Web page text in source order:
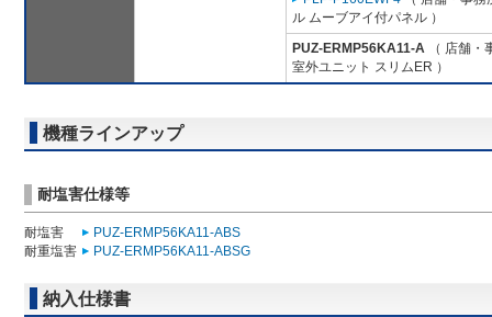
ル ムーブアイ付パネル ）
PUZ-ERMP56KA11-A （ 店舗・
室外ユニット スリムER ）
機種ラインアップ
耐塩害仕様等
耐塩害
PUZ-ERMP56KA11-ABS
耐重塩害
PUZ-ERMP56KA11-ABSG
納入仕様書